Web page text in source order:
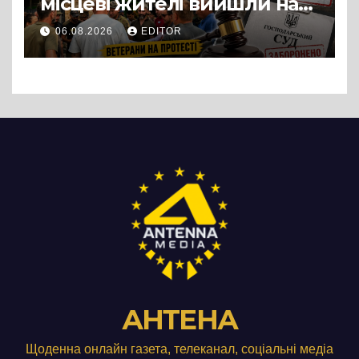
протест до стін
підприємства ТОВ «Омега
Три», що займається
06.08.2026 EDITOR
АНТЕНА
Щоденна онлайн газета, телеканал, соціальні медіа